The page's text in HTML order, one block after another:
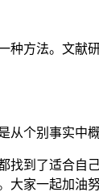
种方法。文献
从个别事实中
找到了适合自
大家一起加油努